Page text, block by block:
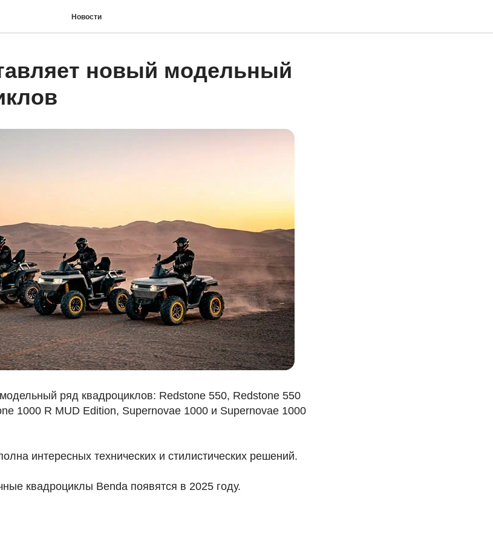
Новости
новый модельный
ряд квадроциклов: Redstone 550, Redstone 550
1000 R MUD Edition, Supernovae 1000 и Supernovae 1000
интересных технических и стилистических решений.
квадроциклы Benda появятся в 2025 году.